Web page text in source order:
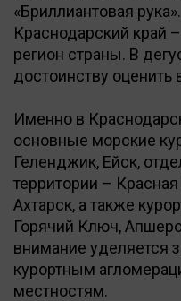
«Бриллиантовая рука».
Краснодарский край
регион страны. В
достоинству оценить
Именно в
основные морские
Геленджик, Ейск,
территории –
Ахтарск, а также
Горячий Ключ,
внимание уделяется
курортным
местностям.